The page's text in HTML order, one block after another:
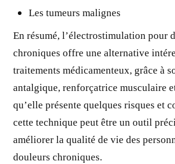
Les tumeurs malignes
En résumé, l’électrostimulation pour
chroniques offre une alternative
traitements médicamenteux, grâce à
antalgique, renforçatrice musculaire
qu’elle présente quelques risques et
cette technique peut être un outil
améliorer la qualité de vie des
douleurs chroniques.